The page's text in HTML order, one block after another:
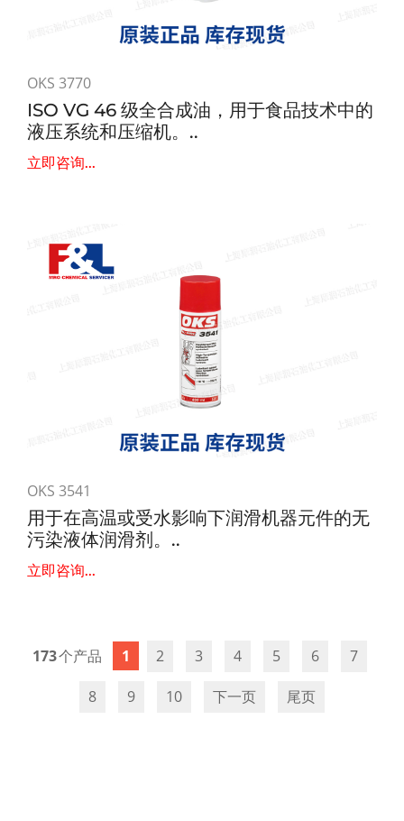
OKS 3770
ISO VG 46 级全合成油，用于食品技术中的
液压系统和压缩机。..
立即咨询...
OKS 3541
用于在高温或受水影响下润滑机器元件的无
污染液体润滑剂。..
立即咨询...
173 1 2 3 4 5 6 7
8 9 10 下一页 尾页